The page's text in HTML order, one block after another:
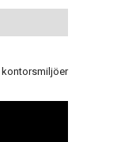
kontorsmiljöer